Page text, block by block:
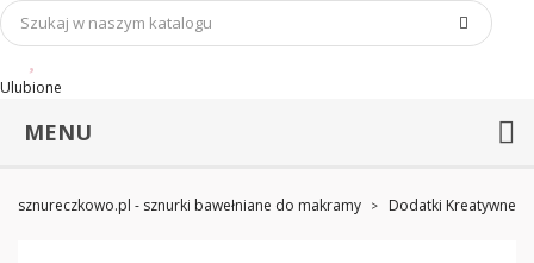
Ulubione
MENU
sznureczkowo.pl - sznurki bawełniane do makramy Dodatki Kreatywne